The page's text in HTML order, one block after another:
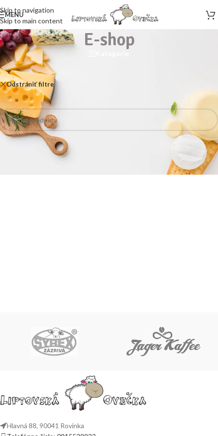
Skip to navigation
Skip to main content
MENU
E-shop
Domov/E-shop
Odstrániť filtre
Neboli nájdené žiadne produkty zodpovedajúce vášmu výberu.
Hlavná 88, 90041 Rovinka